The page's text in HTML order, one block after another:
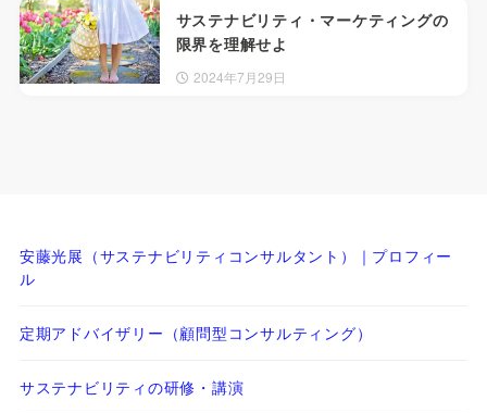
サステナビリティ・マーケティングの
限界を理解せよ
2024年7月29日
安藤光展（サステナビリティコンサルタント）｜プロフィー
ル
定期アドバイザリー（顧問型コンサルティング）
サステナビリティの研修・講演